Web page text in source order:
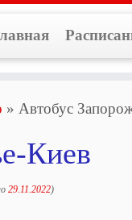
» Автобус
Киев
29.11.2022)